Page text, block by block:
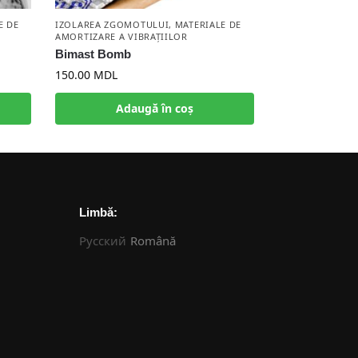
DE IZOLAREA ZGOMOTULUI, MATERIALE DE
AMORTIZARE A VIBRAȚIILOR
Bimast Bomb
150.00 MDL
Adaugă în coș
Limbă:
Русский Română